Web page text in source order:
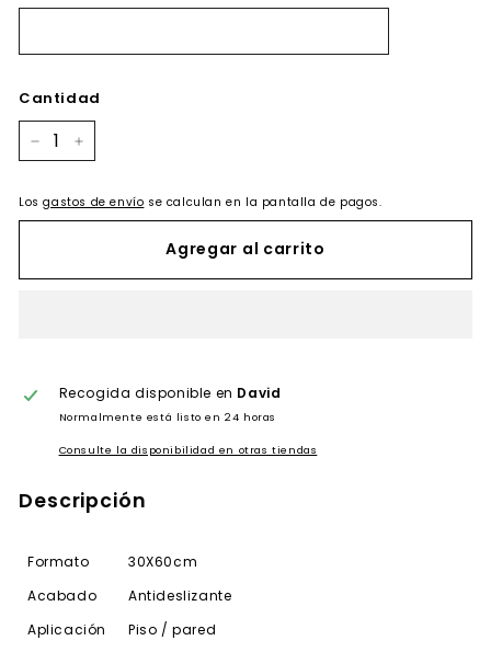
Cantidad
Losgastos de envío se calculan en la pantalla de pagos.
Agregar al carrito
Recogida disponible en David
Normalmente está listo en 24 horas
Consulte la disponibilidad en otras tiendas
Descripción
Formato
30X60cm
Acabado
Antideslizante
Aplicación
Piso / pared